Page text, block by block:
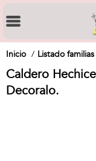
Inicio Listado familias
Caldero
Decoralo.